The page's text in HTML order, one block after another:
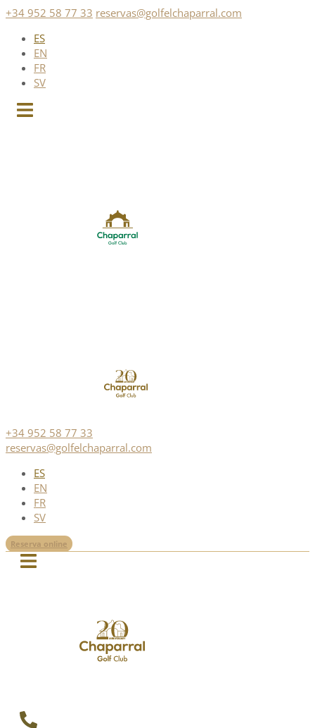
Saltar
contenido
+34 952 58 77 33 reservas@golfelchaparral.com
ES
EN
FR
SV
+34 952 58 77 33
reservas@golfelchaparral.com
ES
EN
FR
SV
Reserva online